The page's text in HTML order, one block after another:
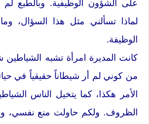
على الشؤون الوظيفية. وبالطبع
لماذا تسألني مثل هذا السؤال،
الوظيفة.
كانت المديرة امرأة تشبه الشياطين
من كوني لم أر شيطاناً حقيقياً في
الأمر هكذا، كما يتخيل الناس
الظروف. ولكم حاولت منع نفسي،